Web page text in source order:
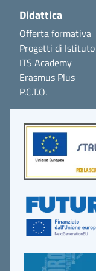
Didattica
Offerta formativa
Progetti di Istituto
ITS Academy
Erasmus Plus
P.C.T.O.